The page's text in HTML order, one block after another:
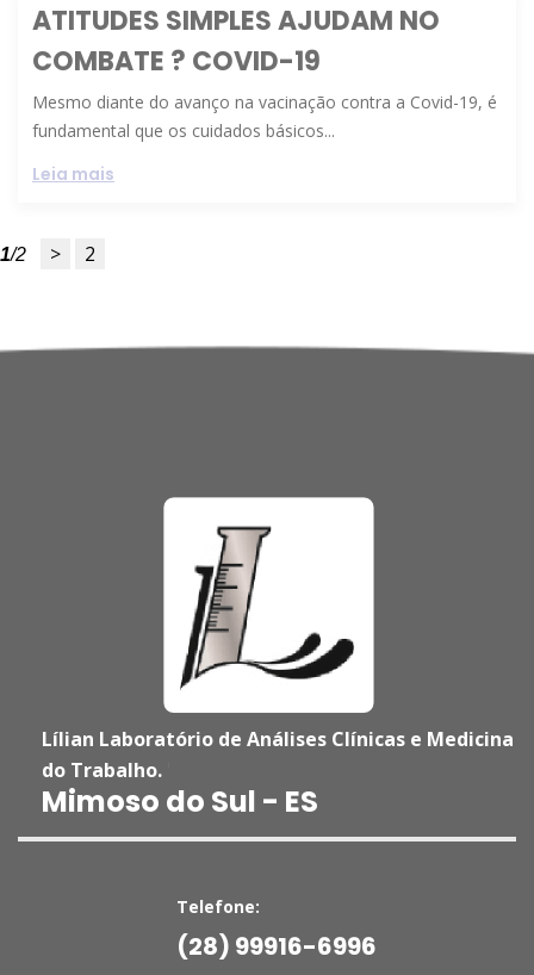
ATITUDES SIMPLES AJUDAM NO
COMBATE ? COVID-19
Mesmo diante do avanço na vacinação contra a Covid-19, é
fundamental que os cuidados básicos...
Leia mais
1/2
Lílian Laboratório de Análises Clínicas e Medicina
do Trabalho.
Mimoso do Sul - ES
Telefone:
(28) 99916-6996